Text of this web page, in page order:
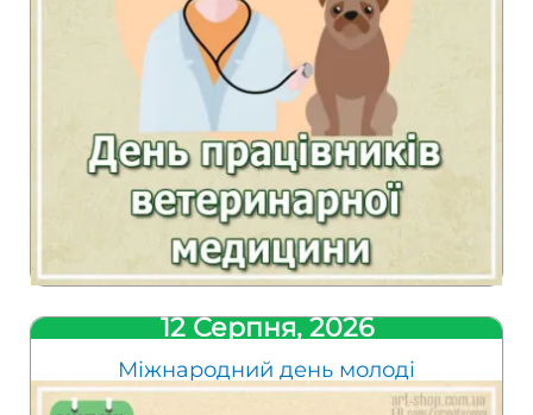
12 Серпня, 2026
Міжнародний день молоді